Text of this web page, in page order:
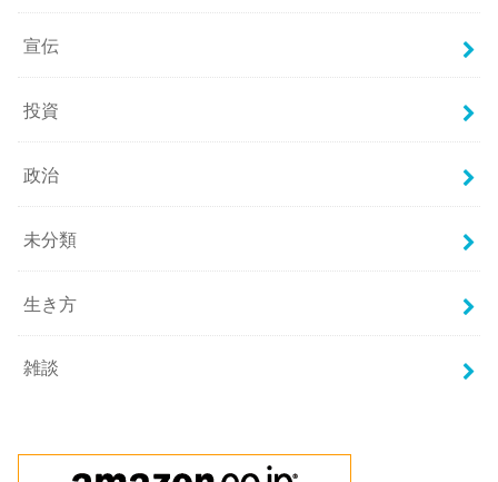
宣伝
投資
政治
未分類
生き方
雑談